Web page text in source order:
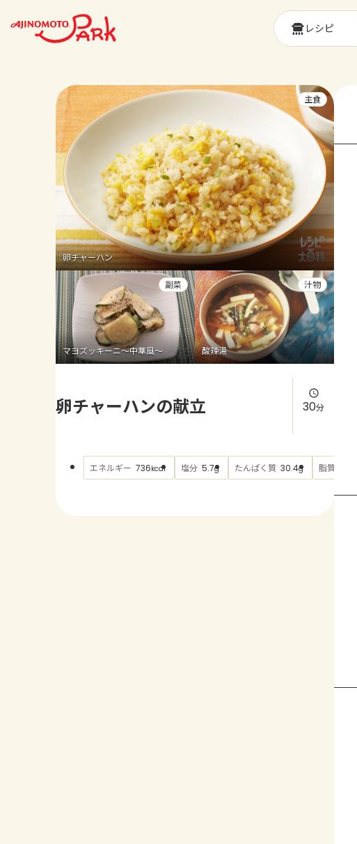
レシピ
卵チャーハン
主食
マヨズッキーニ～中華風～
副菜
酸辣湯
汁物
卵チャーハンの献立 30分
エネルギー 736kcal 塩分 5.7g たんぱく質 30.4g 脂質